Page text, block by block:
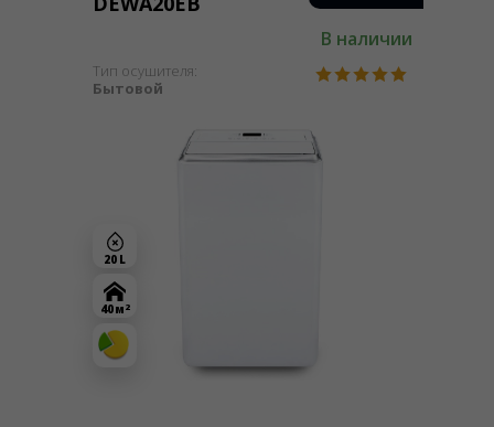
В наличии
Тип осушителя:
Бытовой
20 L
40 м 2